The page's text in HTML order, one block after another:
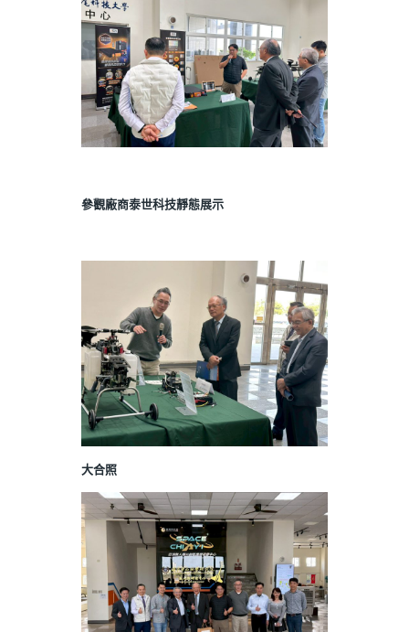
參觀廠商泰世科技靜態展示
大合照